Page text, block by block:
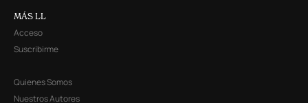
MÁS LL
Acceso
Suscribirme
Quienes Somos
Nuestros Autores